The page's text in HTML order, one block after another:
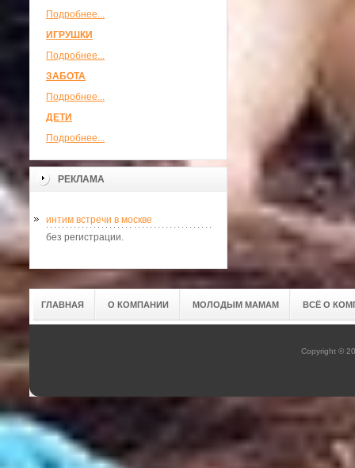
Подробнее...
ИГРУШКИ
Подробнее...
ЗАБОТА
Подробнее...
ДЕТИ
Подробнее...
РЕКЛАМА
интим встречи в москве
без регистрации.
ГЛАВНАЯ О КОМПАНИИ МОЛОДЫМ МАМАМ ВСЁ О
Copyright ©